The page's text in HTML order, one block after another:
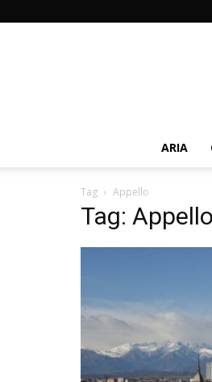
ARIA
Tag Appello
Tag: Appello